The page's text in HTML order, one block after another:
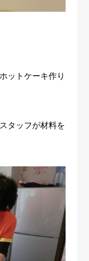
ットケーキ作り
タッフが材料を